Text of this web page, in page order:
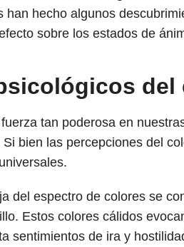
han hecho algunos
sobre los estados de
del
tan poderosa en
bien las percepciones del
del espectro de colores se
Estos colores cálidos
sentimientos de ira y